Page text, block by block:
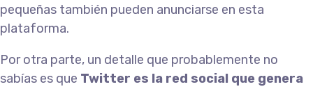
pequeñas también pueden anunciarse en esta
plataforma.
Por otra parte, un detalle que probablemente no
sabías es que Twitter es la red social que genera